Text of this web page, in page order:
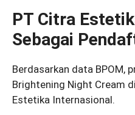
PT Citra
Sebagai
Berdasarkan data BPOM,
Brightening Night Cream
Estetika Internasional.